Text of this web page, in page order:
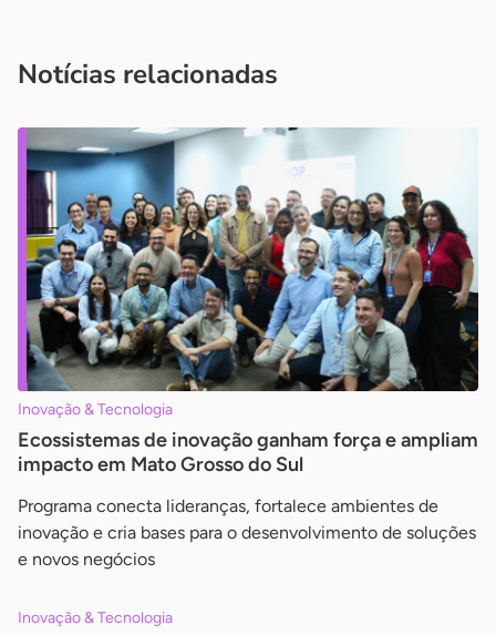
Notícias relacionadas
Inovação & Tecnologia
Ecossistemas de inovação ganham força e ampliam
impacto em Mato Grosso do Sul
Programa conecta lideranças, fortalece ambientes de
inovação e cria bases para o desenvolvimento de soluções
e novos negócios
Inovação & Tecnologia